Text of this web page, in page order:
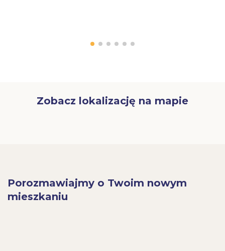
Zobacz lokalizację na mapie
Porozmawiajmy o Twoim nowym
mieszkaniu